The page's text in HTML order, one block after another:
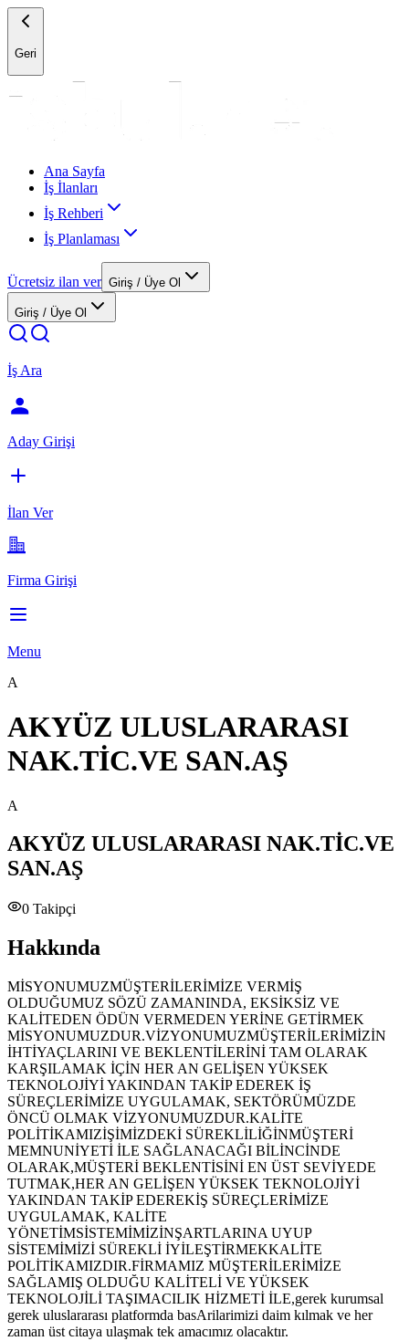
Geri
Ana Sayfa
İş İlanları
İş Rehberi
İş Planlaması
Ücretsiz ilan ver Giriş / Üye Ol
Giriş / Üye Ol
İş Ara
Aday Girişi
İlan Ver
Firma Girişi
Menu
A
AKYÜZ ULUSLARARASI
NAK.TİC.VE SAN.AŞ
A
AKYÜZ ULUSLARARASI NAK.TİC.VE
SAN.AŞ
0 Takipçi
Hakkında
MİSYONUMUZMÜŞTERİLERİMİZE VERMİŞ
OLDUĞUMUZ SÖZÜ ZAMANINDA, EKSİKSİZ VE
KALİTEDEN ÖDÜN VERMEDEN YERİNE GETİRMEK
MİSYONUMUZDUR.VİZYONUMUZMÜŞTERİLERİMİZİN
İHTİYAÇLARINI VE BEKLENTİLERİNİ TAM OLARAK
KARŞILAMAK İÇİN HER AN GELİŞEN YÜKSEK
TEKNOLOJİYİ YAKINDAN TAKİP EDEREK İŞ
SÜREÇLERİMİZE UYGULAMAK, SEKTÖRÜMÜZDE
ÖNCÜ OLMAK VİZYONUMUZDUR.KALİTE
POLİTİKAMIZİŞİMİZDEKİ SÜREKLİLİĞİNMÜŞTERİ
MEMNUNİYETİ İLE SAĞLANACAĞI BİLİNCİNDE
OLARAK,MÜŞTERİ BEKLENTİSİNİ EN ÜST SEVİYEDE
TUTMAK,HER AN GELİŞEN YÜKSEK TEKNOLOJİYİ
YAKINDAN TAKİP EDEREKİŞ SÜREÇLERİMİZE
UYGULAMAK, KALİTE
YÖNETİMSİSTEMİMİZİNŞARTLARINA UYUP
SİSTEMİMİZİ SÜREKLİ İYİLEŞTİRMEKKALİTE
POLİTİKAMIZDIR.FİRMAMIZ MÜŞTERİLERİMİZE
SAĞLAMIŞ OLDUĞU KALİTELİ VE YÜKSEK
TEKNOLOJİLİ TAŞIMACILIK HİZMETİ İLE,gerek kurumsal
gerek uluslararası platformda basArilarimizi daim kılmak ve her
zaman üst citaya ulaşmak tek amacımız olacaktır.